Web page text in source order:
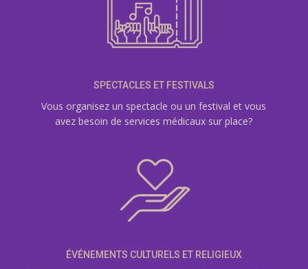
SPECTACLES ET FESTIVALS
Vous organisez un spectacle ou un festival et vous
avez besoin de services médicaux sur place?
ÉVÉNEMENTS CULTURELS ET RELIGIEUX